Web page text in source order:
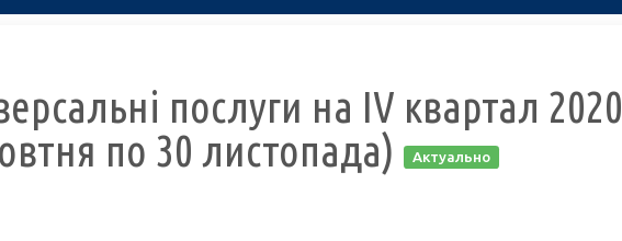
послуги на IV квартал 2020
по 30 листопада)
Актуально